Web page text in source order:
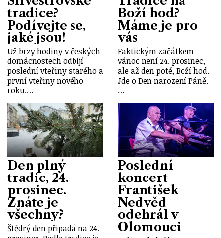
tradice?
Podívejte se,
jaké jsou!
Už brzy hodiny v českých
domácnostech odbijí
poslední vteřiny starého a
první vteřiny nového
roku.…
Boží hod?
Máme je pro
vás
Faktickým začátkem
vánoc není 24. prosinec,
ale až den poté, Boží hod.
Jde o Den narození Páně.
…
Den plný
tradic, 24.
prosinec.
Znáte je
všechny?
Štědrý den připadá na 24.
Poslední
koncert
František
Nedvěd
odehrál v
Olomouci